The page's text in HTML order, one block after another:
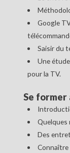
Google
Saisir du
Une
pour la TV.
Se former
Quelques
Des